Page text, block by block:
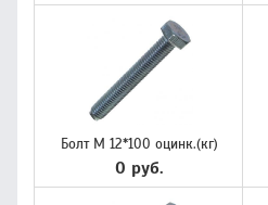
Болт М 12*100 оцинк.(кг)
0 руб.